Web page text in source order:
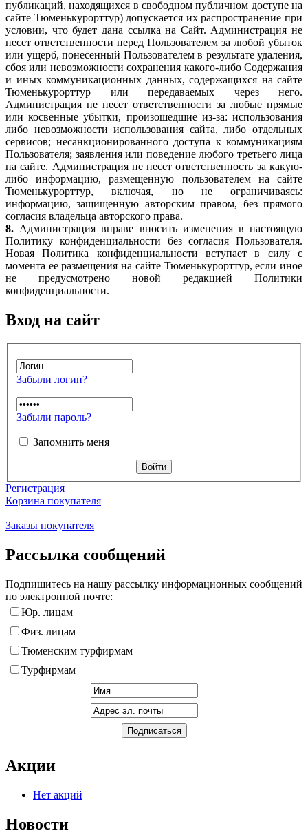
публикаций, находящихся в свободном публичном доступе на
сайте Тюменькурорттур) допускается их распространение при
условии, что будет дана ссылка на Сайт. Администрация не
несет ответственности перед Пользователем за любой убыток
или ущерб, понесенный Пользователем в результате удаления,
сбоя или невозможности сохранения какого-либо Содержания
и иных коммуникационных данных, содержащихся на сайте
Тюменькурорттур или передаваемых через него.
Администрация не несет ответственности за любые прямые
или косвенные убытки, произошедшие из-за: использования
либо невозможности использования сайта, либо отдельных
сервисов; несанкционированного доступа к коммуникациям
Пользователя; заявления или поведение любого третьего лица
на сайте. Администрация не несет ответственность за какую-
либо информацию, размещенную пользователем на сайте
Тюменькурорттур, включая, но не ограничиваясь:
информацию, защищенную авторским правом, без прямого
согласия владельца авторского права.
8. Администрация вправе вносить изменения в настоящую
Политику конфиденциальности без согласия Пользователя.
Новая Политика конфиденциальности вступает в силу с
момента ее размещения на сайте Тюменькурорттур, если иное
не предусмотрено новой редакцией Политики
конфиденциальности.
Вход на сайт
Забыли логин?
Забыли пароль?
Запомнить меня
Регистрация
Корзина покупателя
Заказы покупателя
Рассылка сообщений
Подпишитесь на нашу рассылку информационных сообщений
по электронной почте:
Юр. лицам
Физ. лицам
Тюменским турфирмам
Турфирмам
Акции
Нет акций
Новости